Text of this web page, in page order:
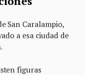
San Caralampio,
a esa ciudad de
.
figuras